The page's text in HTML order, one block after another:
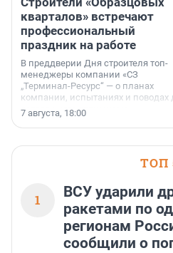
кварталов» встречают
профессиональный
праздник на работе
В преддверии Дня строителя топ-
менеджеры компании «СЗ
„Терминал-Ресурс“ — о планах
компании, испытаниях и поводах
осторожного оптимизма.
7 августа, 18:00
ТОП
1
ВСУ ударили
ракетами по
регионам
сообщили о